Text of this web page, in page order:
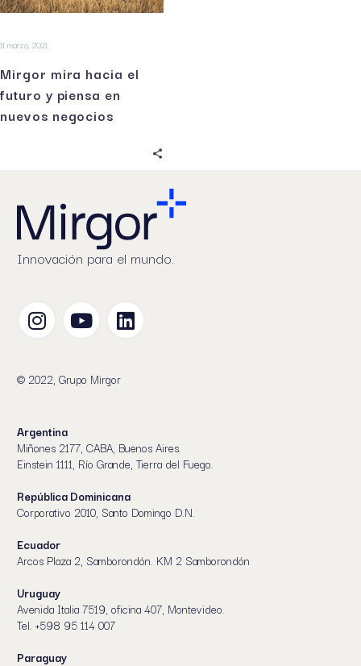
11 marzo, 2021
Mirgor mira hacia el
futuro y piensa en
nuevos negocios
Innovación para el mundo.
© 2022, Grupo Mirgor
Argentina
Miñones 2177, CABA, Buenos Aires.
Einstein 1111, Río Grande, Tierra del Fuego.
República Dominicana
Corporativo 2010, Santo Domingo D.N.
Ecuador
Arcos Plaza 2, Samborondón. KM 2 Samborondón
Uruguay
Avenida Italia 7519, oficina 407, Montevideo.
Tel. +598 95 114 007
Paraguay